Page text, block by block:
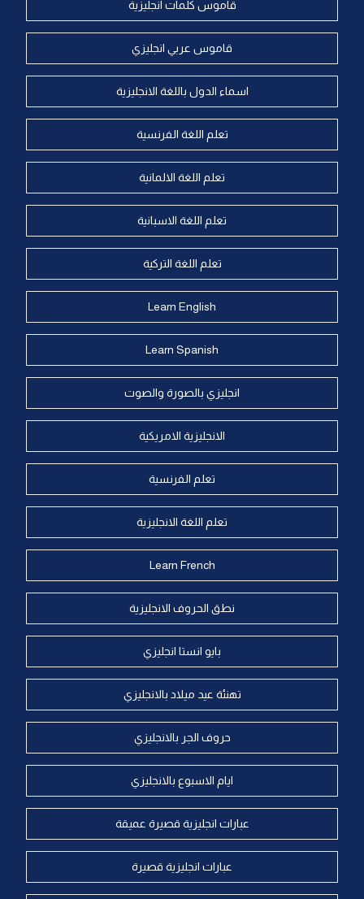
قاموس كلمات انجليزية
قاموس عربي انجليزي
اسماء الدول باللغة الانجليزية
تعلم اللغة الفرنسية
تعلم اللغة الالمانية
تعلم اللغة الاسبانية
تعلم اللغة التركية
Learn English
Learn Spanish
انجليزي بالصورة والصوت
الانجليزية الامريكية
تعلم الفرنسية
تعلم اللغة الانجليزية
Learn French
نطق الحروف الانجليزية
بايو انستا انجليزي
تهنئة عيد ميلاد بالانجليزي
حروف الجر بالانجليزي
ايام الاسبوع بالانجليزي
عبارات انجليزية قصيرة عميقة
عبارات انجليزية قصيرة